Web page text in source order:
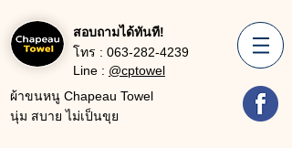
สอบถามได้ทันที!
โทร : 063-282-4239
Line : @cptowel
ผ้าขนหนู Chapeau Towel
นุ่ม สบาย ไม่เป็นขุย